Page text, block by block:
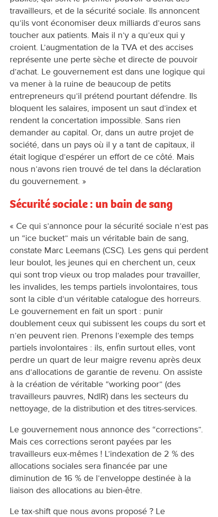
travailleurs, et de la sécurité sociale. Ils annoncent
qu’ils vont économiser deux milliards d’euros sans
toucher aux patients. Mais il n’y a qu’eux qui y
croient. L’augmentation de la TVA et des accises
représente une perte sèche et directe de pouvoir
d’achat. Le gouvernement est dans une logique qui
va mener à la ruine de beaucoup de petits
entrepreneurs qu’il prétend pourtant défendre. Ils
bloquent les salaires, imposent un saut d’index et
rendent la concertation impossible. Sans rien
demander au capital. Or, dans un autre projet de
société, dans un pays où il y a tant de capitaux, il
était logique d’espérer un effort de ce côté. Mais
nous n’avons rien trouvé de tel dans la déclaration
du gouvernement. »
Sécurité sociale : un bain de sang
« Ce qui s’annonce pour la sécurité sociale n’est pas
un “ice bucket” mais un véritable bain de sang,
constate Marc Leemans (CSC). Les gens qui perdent
leur boulot, les jeunes qui en cherchent un, ceux
qui sont trop vieux ou trop malades pour travailler,
les invalides, les temps partiels involontaires, tous
sont la cible d’un véritable catalogue des horreurs.
Le gouvernement en fait un sport : punir
doublement ceux qui subissent les coups du sort et
n’en peuvent rien. Prenons l’exemple des temps
partiels involontaires : ils, enfin surtout elles, vont
perdre un quart de leur maigre revenu après deux
ans d’allocations de garantie de revenu. On assiste
à la création de véritable “working poor” (des
travailleurs pauvres, NdlR) dans les secteurs du
nettoyage, de la distribution et des titres-services.
Le gouvernement nous annonce des “corrections”.
Mais ces corrections seront payées par les
travailleurs eux-mêmes ! L’indexation de 2 % des
allocations sociales sera financée par une
diminution de 16 % de l’enveloppe destinée à la
liaison des allocations au bien-être.
Le tax-shift que nous avons proposé ? Le